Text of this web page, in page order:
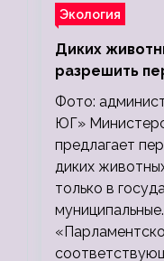
Экология
Диких
разрешить
зоопарки
Фото:
ЮГ»
предлагает
диких
только в